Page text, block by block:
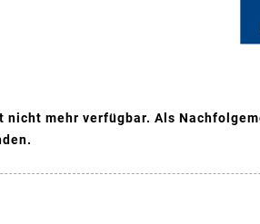
nicht mehr verfügbar. Als